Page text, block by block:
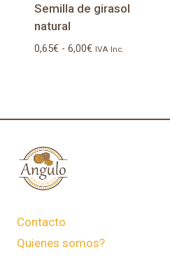
Semilla de girasol
natural
0,65€ - 6,00€Rango
IVA Inc.
Contacto
Quienes somos?